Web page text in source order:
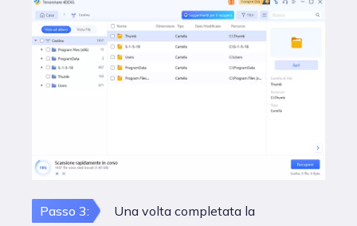
Passo 3:
Una volta completata la